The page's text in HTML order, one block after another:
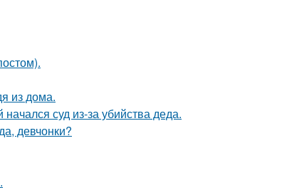
из дома.
суд из-за убийства деда.
девчонки?